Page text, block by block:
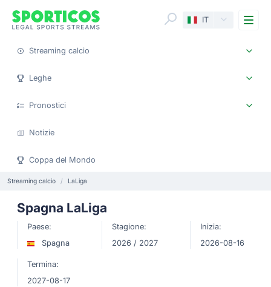
IT
Streaming calcio
Leghe
Pronostici
Notizie
Coppa del Mondo
Streaming calcio LaLiga
Spagna LaLiga
Paese:
Spagna
Stagione:
2026 / 2027
Inizia:
2026-08-16
Termina:
2027-08-17